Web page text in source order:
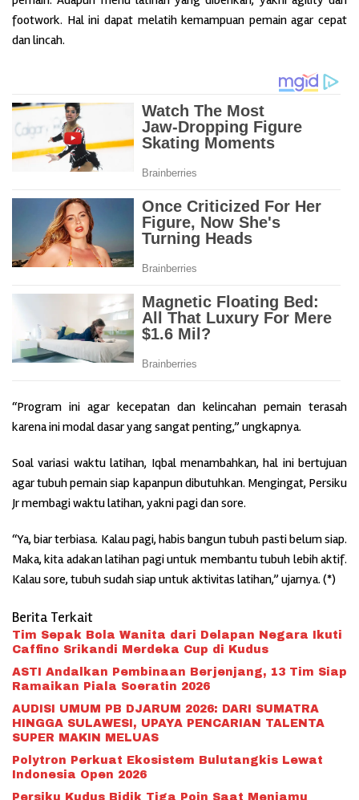
footwork. Hal ini dapat melatih kemampuan pemain agar cepat
dan lincah.
“Program ini agar kecepatan dan kelincahan pemain terasah
karena ini modal dasar yang sangat penting,” ungkapnya.
Soal variasi waktu latihan, Iqbal menambahkan, hal ini bertujuan
agar tubuh pemain siap kapanpun dibutuhkan. Mengingat, Persiku
Jr membagi waktu latihan, yakni pagi dan sore.
“Ya, biar terbiasa. Kalau pagi, habis bangun tubuh pasti belum siap.
Maka, kita adakan latihan pagi untuk membantu tubuh lebih aktif.
Kalau sore, tubuh sudah siap untuk aktivitas latihan,” ujarnya. (*)
Berita Terkait
Tim Sepak Bola Wanita dari Delapan Negara Ikuti
Caffino Srikandi Merdeka Cup di Kudus
ASTI Andalkan Pembinaan Berjenjang, 13 Tim Siap
Ramaikan Piala Soeratin 2026
AUDISI UMUM PB DJARUM 2026: DARI SUMATRA
HINGGA SULAWESI, UPAYA PENCARIAN TALENTA
SUPER MAKIN MELUAS
Polytron Perkuat Ekosistem Bulutangkis Lewat
Indonesia Open 2026
Persiku Kudus Bidik Tiga Poin Saat Menjamu